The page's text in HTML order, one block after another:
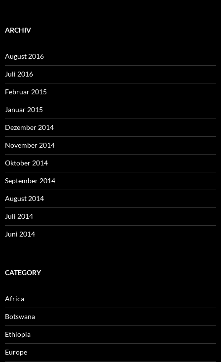
ARCHIV
August 2016
Juli 2016
Februar 2015
Januar 2015
Dezember 2014
November 2014
Oktober 2014
September 2014
August 2014
Juli 2014
Juni 2014
CATEGORY
Africa
Botswana
Ethiopia
Europe